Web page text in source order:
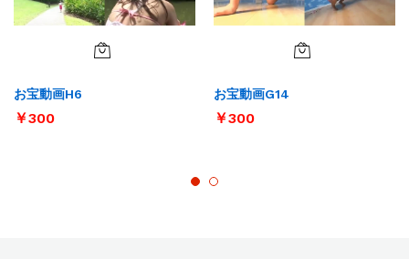
お宝動画H6
￥300
お宝動画G14
￥300